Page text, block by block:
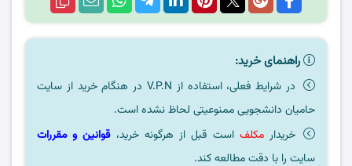
راهنمای خرید:
در شرایط فعلی، استفاده از V.P.N در هنگام خرید از سایت
حامیان دانشجویی ممنوعیتی لحاظ نشده است.
خریدارمکلف است قبل از هرگونه خرید،قوانین و مقررات
سایت را با دقت مطالعه کند.